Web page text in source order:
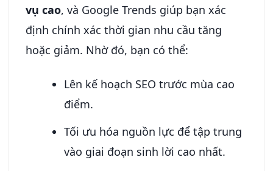
vụ cao, và Google Trends giúp bạn xác
định chính xác thời gian nhu cầu tăng
hoặc giảm. Nhờ đó, bạn có thể:
Lên kế hoạch SEO trước mùa cao
điểm.
Tối ưu hóa nguồn lực để tập trung
vào giai đoạn sinh lời cao nhất.